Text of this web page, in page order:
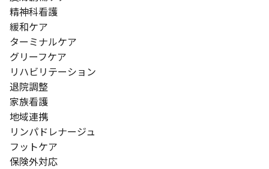
精神科看護
緩和ケア
ターミナルケア
グリーフケア
リハビリテーション
退院調整
家族看護
地域連携
リンパドレナージュ
フットケア
保険外対応